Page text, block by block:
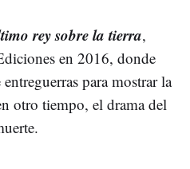
rey sobre la tierra,
en 2016, donde
para mostrar la
otro tiempo, el drama del